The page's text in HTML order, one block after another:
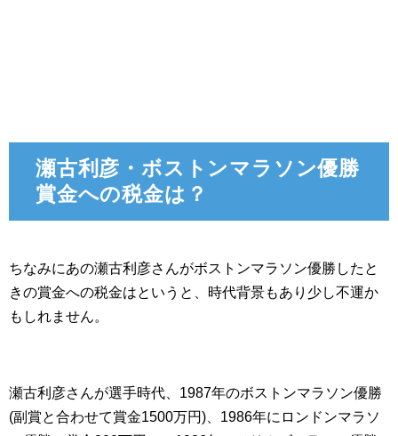
瀬古利彦・ボストンマラソン優勝
賞金への税金は？
ちなみにあの瀬古利彦さんがボストンマラソン優勝したと
きの賞金への税金はというと、時代背景もあり少し不運か
もしれません。
瀬古利彦さんが選手時代、1987年のボストンマラソン優勝
(副賞と合わせて賞金1500万円)、1986年にロンドンマラソ